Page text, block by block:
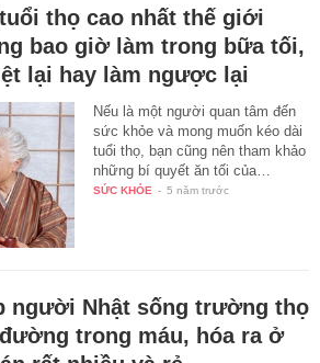
thọ cao nhất thế giới
bao giờ làm trong bữa tối,
lại hay làm ngược lại
Nếu là một người quan tâm đến
sức khỏe và mong muốn kéo dài
tuổi thọ, bạn cũng nên tham khảo
những bí quyết ăn tối của…
SỨC KHỎE - 5 năm trước
người Nhật sống trường thọ
trong máu, hóa ra ở